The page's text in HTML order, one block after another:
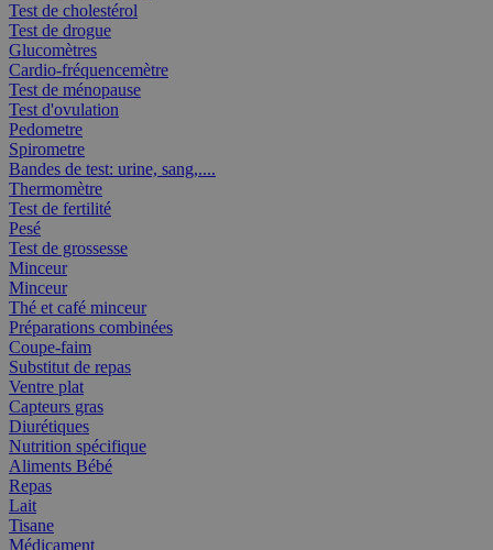
Test de cholestérol
Test de drogue
Glucomètres
Cardio-fréquencemètre
Test de ménopause
Test d'ovulation
Pedometre
Spirometre
Bandes de test: urine, sang,....
Thermomètre
Test de fertilité
Pesé
Test de grossesse
Minceur
Minceur
Thé et café minceur
Préparations combinées
Coupe-faim
Substitut de repas
Ventre plat
Capteurs gras
Diurétiques
Nutrition spécifique
Aliments Bébé
Repas
Lait
Tisane
Médicament